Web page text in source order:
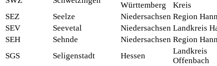
Württemberg
Kreis
SEZ
Seelze Niedersachsen Region
SEV
Seevetal Niedersachsen Landkreis
SEH
Sehnde Niedersachsen Region
SGS
Seligenstadt Hessen
Landkreis
Offenbach